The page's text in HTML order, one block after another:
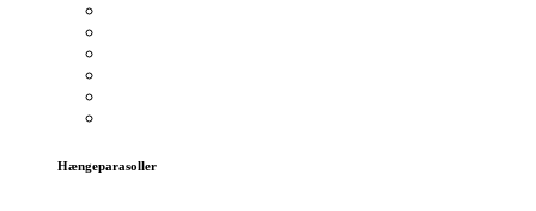
Hængeparasoller